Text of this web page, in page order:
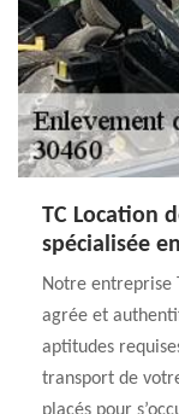
TC Location
spécialisée
Notre entreprise
agrée et
aptitudes
transport de